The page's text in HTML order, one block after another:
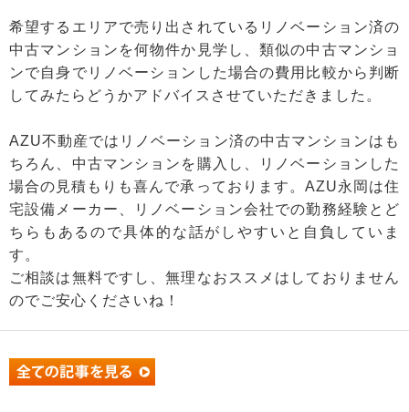
希望するエリアで売り出されているリノベーション済の
中古マンションを何物件か見学し、類似の中古マンショ
ンで自身でリノベーションした場合の費用比較から判断
してみたらどうかアドバイスさせていただきました。
AZU不動産ではリノベーション済の中古マンションはも
ちろん、中古マンションを購入し、リノベーションした
場合の見積もりも喜んで承っております。AZU永岡は住
宅設備メーカー、リノベーション会社での勤務経験とど
ちらもあるので具体的な話がしやすいと自負していま
す。
ご相談は無料ですし、無理なおススメはしておりません
のでご安心くださいね！